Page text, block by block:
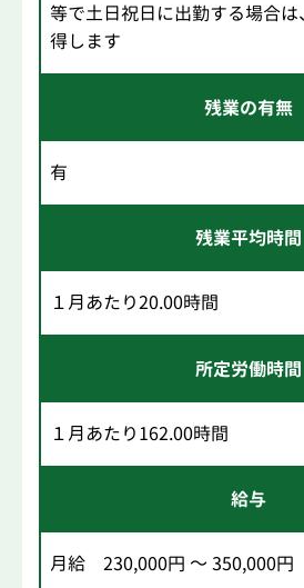
等で土日祝日に出勤する場合
得します
残業の有無
有
残業平均時間
１月あたり20.00時間
所定労働時間
１月あたり162.00時間
給与
月給 230,000円 ～ 350,000円